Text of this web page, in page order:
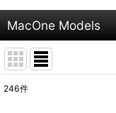
MacOne Models
246件